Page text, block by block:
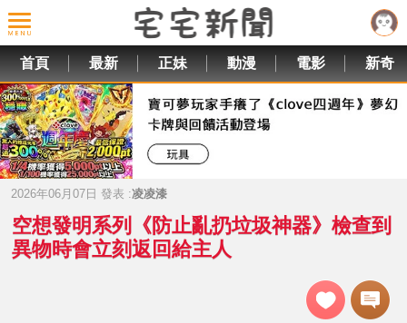
首頁 最新 正妹 動漫 電影 新奇
2026年06月07日 發表 :凌凌漆
空想發明系列《防止亂扔垃圾神器》檢查到
異物時會立刻返回給主人